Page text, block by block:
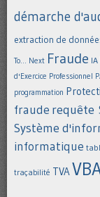
démarche
extraction de
To... Next Fraude IA
d'Exercice Professionnel
programmation
fraude requête
Système
informatique
traçabilité TVA